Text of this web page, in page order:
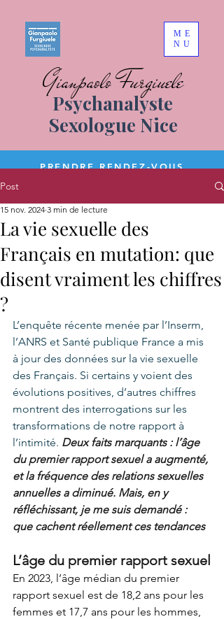
Gianpaolo Furgiuele
Psychanalyste
Sexologue Nice
PRENDRE RENDEZ-VOUS
ME
NU
Post
La vie sexuelle des
Français en mutation: que
disent vraiment les chiffres
?
15 nov. 2024 3 min de lecture
L’enquête récente menée par l’Inserm,
l’ANRS et Santé publique France a mis
à jour des données sur la vie sexuelle
des Français. Si certains y voient des
évolutions positives, d’autres chiffres
montrent des interrogations sur les
transformations de notre rapport à
l’intimité. Deux faits marquants : l’âge
du premier rapport sexuel a augmenté,
et la fréquence des relations sexuelles
annuelles a diminué. Mais, en y
réfléchissant, je me suis demandé :
que cachent réellement ces tendances
L’âge du premier rapport sexuel
En 2023, l’âge médian du premier
rapport sexuel est de 18,2 ans pour les
femmes et 17,7 ans pour les hommes,